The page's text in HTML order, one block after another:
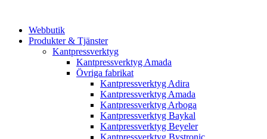
Webbutik
Produkter & Tjänster
Kantpressverktyg
Kantpressverktyg Amada
Övriga fabrikat
Kantpressverktyg Adira
Kantpressverktyg Amada
Kantpressverktyg Arboga
Kantpressverktyg Baykal
Kantpressverktyg Beyeler
Kantpressverktyg Bystronic